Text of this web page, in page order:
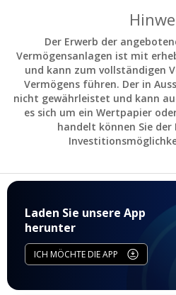
Der Erwerb der
Vermögensanlagen ist mit
und kann zum vollständigen
Vermögens führen. Der in
nicht gewährleistet und kann
es sich um ein Wertpapier
handelt können Sie der
Laden Sie unsere App
herunter
ICH MÖCHTE DIE APP